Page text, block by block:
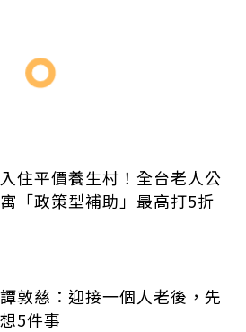
入住平價養生村！全台老人公
寓「政策型補助」最高打5折
譚敦慈：迎接一個人老後，先
想5件事